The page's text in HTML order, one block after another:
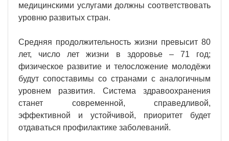
медицинскими услугами должны соответствовать
уровню развитых стран.
Средняя продолжительность жизни превысит 80
лет, число лет жизни в здоровье – 71 год;
физическое развитие и телосложение молодёжи
будут сопоставимы со странами с аналогичным
уровнем развития. Система здравоохранения
станет современной, справедливой,
эффективной и устойчивой, приоритет будет
отдаваться профилактике заболеваний.